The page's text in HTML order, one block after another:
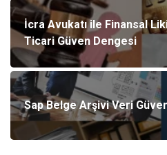
İcra Avukatı ile Finansal
Ticari Güven Dengesi
Sap Belge Arşivi Veri